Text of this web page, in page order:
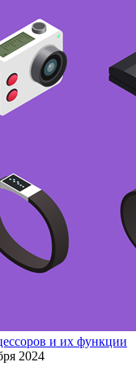
и их функции
2024